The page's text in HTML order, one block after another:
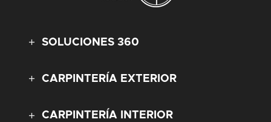
SOLUCIONES 360
CARPINTERÍA EXTERIOR
CARPINTERÍA INTERIOR